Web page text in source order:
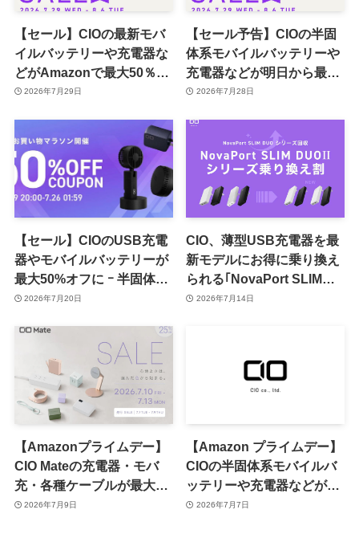
【セール】CIOの最新モバ
イルバッテリーや充電器な
どがAmazonで最大50％オ
フに
2026年7月29日
【セール予告】CIOの半固
体系モバイルバッテリーや
充電器などが明日から最大
50％オフに
2026年7月28日
【セール】CIOのUSB充電
器やモバイルバッテリーが
最大50%オフに ｰ 半固体系
セル採用バッテリーや車載
象
2026年7月20日
CIO、薄型USB充電器を最
新モデルにお得に乗り換え
られる｢NovaPort SLIM
DUOⅡ乗り換え割｣を提供
2026年7月14日
【Amazonプライムデー】
CIO Mateの充電器・モバ
充・各種ケーブルが最大
47％オフに ｰ 過去最安値多
2026年7月9日
【Amazon プライムデー】
CIOの半固体系モバイルバ
ッテリーや充電器などが最
大50％オフに ｰ 最新製品も
2026年7月7日